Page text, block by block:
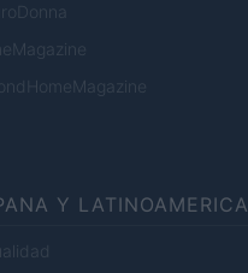
Y LATINOAMERICA